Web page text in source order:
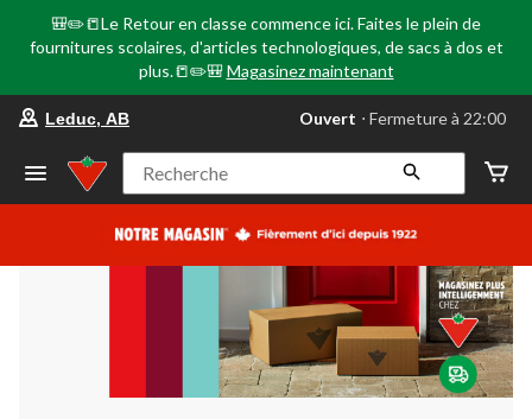
🎒✏️📒Le Retour en classe commence ici. Faites le plein de
fournitures scolaires, d'articles technologiques, de sacs à dos et
plus.📒✏️🎒 Magasinez maintenant
votre
préféré
Leduc,
AB,
courament
Fermeture
à
22:00
cliquer
pour
changer
Leduc, AB Ouvert ⋅ Fermeture à 22:00
Recherche